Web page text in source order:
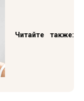
Читайте также: